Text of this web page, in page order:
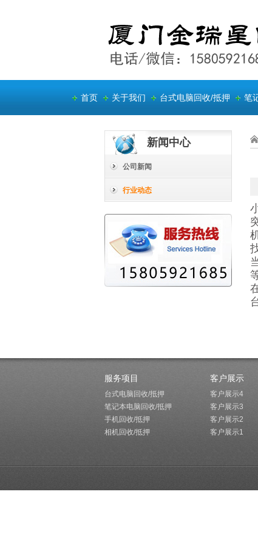
首页 关于我们 台式电脑回收/抵押 笔
新闻中心
公司新闻
行业动态
服务项目
台式电脑回收/抵押
笔记本电脑回收/抵押
手机回收/抵押
相机回收/抵押
客户展示
客户展示4
客户展示3
客户展示2
客户展示1